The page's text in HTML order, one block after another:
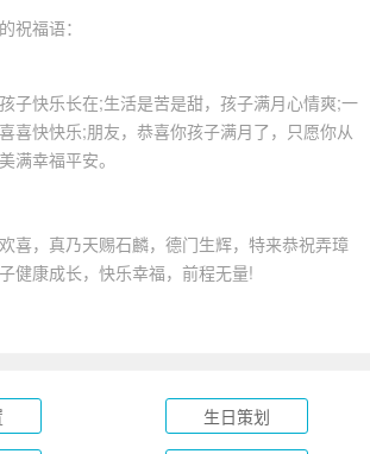
祝福语：
子快乐长在;生活是苦是甜，孩子满月心情爽;一
喜快快乐;朋友，恭喜你孩子满月了，只愿你从
满幸福平安。
喜，真乃天赐石麟，德门生辉，特来恭祝弄璋
健康成长，快乐幸福，前程无量!
生日策划